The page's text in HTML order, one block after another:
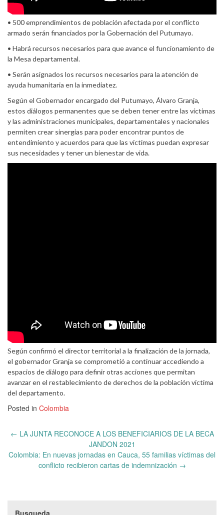
• 500 emprendimientos de población afectada por el conflicto
armado serán financiados por la Gobernación del Putumayo.
• Habrá recursos necesarios para que avance el funcionamiento de
la Mesa departamental.
• Serán asignados los recursos necesarios para la atención de
ayuda humanitaria en la inmediatez.
Según el Gobernador encargado del Putumayo, Álvaro Granja,
estos diálogos permanentes que se deben tener entre las víctimas
y las administraciones municipales, departamentales y nacionales
permiten crear sinergias para poder encontrar puntos de
entendimiento y acuerdos para que las víctimas puedan expresar
sus necesidades y tener un bienestar de vida.
Según confirmó el director territorial a la finalización de la jornada,
el gobernador Granja se comprometió a continuar accediendo a
espacios de diálogo para definir otras acciones que permitan
avanzar en el restablecimiento de derechos de la población víctima
del departamento.
Posted in Colombia
Post
← LA JUNTA RECONOCE A LOS BENEFICIARIOS DE LA BECA
JANDON 2021
Colombia: En nuevas jornadas en Cauca, 55 familias víctimas del
conflicto recibieron cartas de indemnización →
Busqueda